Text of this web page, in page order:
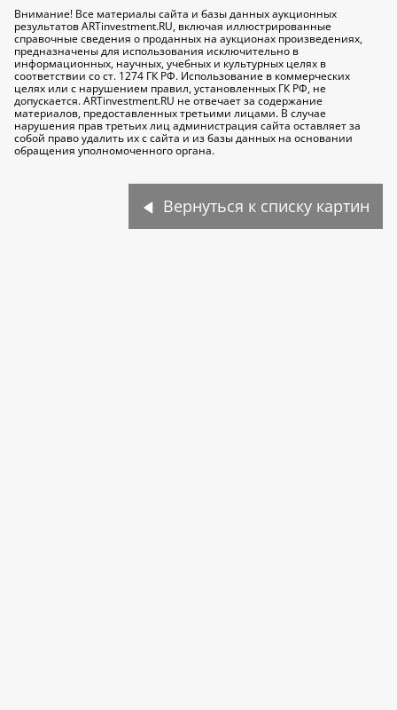
Внимание! Все материалы сайта и базы данных аукционных
результатов ARTinvestment.RU, включая иллюстрированные
справочные сведения о проданных на аукционах произведениях,
предназначены для использования исключительно в
информационных, научных, учебных и культурных целях в
соответствии со ст. 1274 ГК РФ. Использование в коммерческих
целях или с нарушением правил, установленных ГК РФ, не
допускается. ARTinvestment.RU не отвечает за содержание
материалов, предоставленных третьими лицами. В случае
нарушения прав третьих лиц администрация сайта оставляет за
собой право удалить их с сайта и из базы данных на основании
обращения уполномоченного органа.
Вернуться к списку картин